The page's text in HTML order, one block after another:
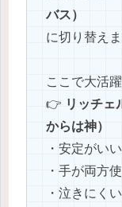
バス）
に切り替えま
ここで大活
👉 リッチェ
からは神）
・安定がいい
・手が両方
・泣きにくい